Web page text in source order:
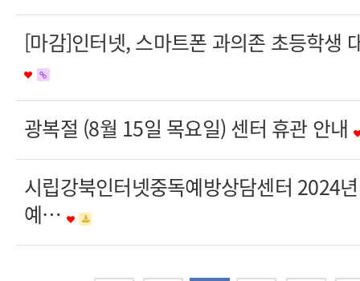
[마감]인터넷, 스마트폰 과의존 초등학생
광복절 (8월 15일 목요일) 센터 휴관 안내
시립강북인터넷중독예방상담센터 2024
예…